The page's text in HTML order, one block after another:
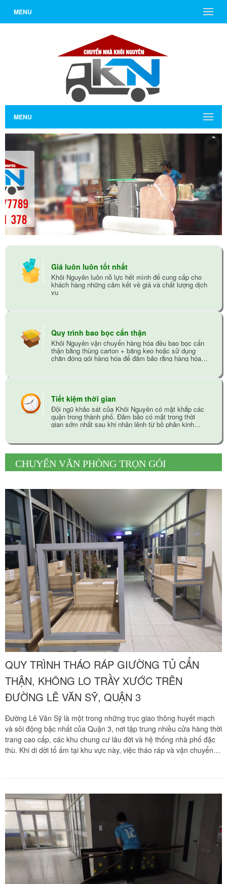
MENU
MENU
Giá luôn luôn tốt nhất
Khôi Nguyên luôn nỗ lực hết mình để cung cấp cho
khách hàng những cảm kết về giá và chất lượng dịch
vụ
Quy trình bao bọc cẩn thận
Khôi Nguyên vận chuyển hàng hóa đều bao bọc cẩn
thận bằng thùng carton + băng keo hoặc sử dụng
chăn đóng gói hàng hóa để đảm bảo rằng hàng hóa
Tiết kiệm thời gian
Đội ngũ khảo sát của Khôi Nguyên có mặt khắp các
quận trong thành phố. Đảm bảo có mặt trong thời
gian sớm nhất sau khi nhận lệnh từ bộ phận kinh
CHUYỂN VĂN PHÒNG TRỌN GÓI
QUY TRÌNH THÁO RÁP GIƯỜNG TỦ CẨN
THẬN, KHÔNG LO TRẦY XƯỚC TRÊN
ĐƯỜNG LÊ VĂN SỸ, QUẬN 3
Đường Lê Văn Sỹ là một trong những trục giao thông huyết mạch
và sôi động bậc nhất của Quận 3, nơi tập trung nhiều cửa hàng thời
trang cao cấp, các khu chung cư lâu đời và hệ thống nhà phố đặc
thù. Khi di dời tổ ấm tại khu vực này, việc tháo ráp và vận chuyển
cam kết bảo vệ tài sản vẹn nguyên và không gây trầy xước, giúp
bạn an tâm tuyệt đối khi chuyển đến ngôi nhà mới.